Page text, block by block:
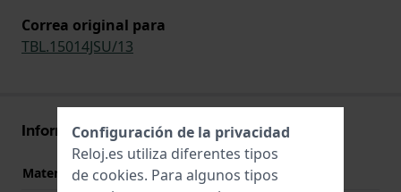
Correa original para
TBL.15014JSU/13
Información Correa
Material correa
Cuero
Configuración de la privacidad
Reloj.es utiliza diferentes tipos
de cookies. Para algunos tipos